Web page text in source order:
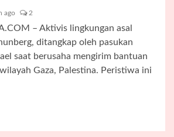
ago 2
– Aktivis lingkungan asal
ditangkap oleh pasukan
saat berusaha mengirim bantuan
Gaza, Palestina. Peristiwa ini